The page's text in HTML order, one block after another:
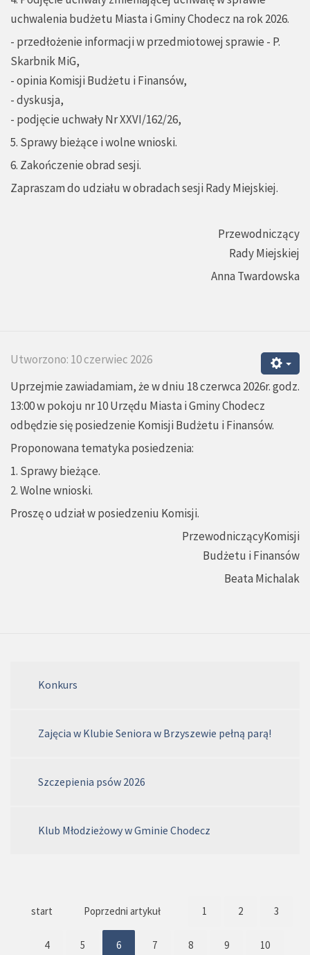
uchwalenia budżetu Miasta i Gminy Chodecz na rok 2026.
- przedłożenie informacji w przedmiotowej sprawie - P.
Skarbnik MiG,
- opinia Komisji Budżetu i Finansów,
- dyskusja,
- podjęcie uchwały Nr XXVI/162/26,
5. Sprawy bieżące i wolne wnioski.
6. Zakończenie obrad sesji.
Zapraszam do udziału w obradach sesji Rady Miejskiej.
Przewodniczący
Rady Miejskiej
Anna Twardowska
Utworzono: 10 czerwiec 2026
Uprzejmie zawiadamiam, że w dniu 18 czerwca 2026r. godz.
13:00 w pokoju nr 10 Urzędu Miasta i Gminy Chodecz
odbędzie się posiedzenie Komisji Budżetu i Finansów.
Proponowana tematyka posiedzenia:
1. Sprawy bieżące.
2. Wolne wnioski.
Proszę o udział w posiedzeniu Komisji.
PrzewodniczącyKomisji
Budżetu i Finansów
Beata Michalak
Konkurs
Zajęcia w Klubie Seniora w Brzyszewie pełną parą!
Szczepienia psów 2026
Klub Młodzieżowy w Gminie Chodecz
start Poprzedni artykuł 1 2 3
4 5 6 7 8 9 10